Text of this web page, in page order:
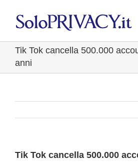
Tik Tok cancella 500.000
anni
Tik Tok cancella 500.000